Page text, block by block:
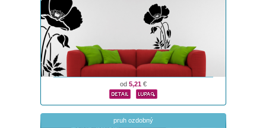
od 5,21€
pruh ozdobný